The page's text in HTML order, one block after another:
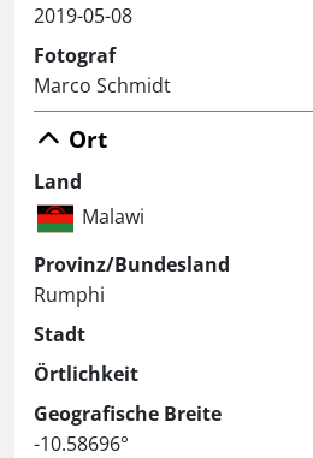
2019-05-08
Fotograf
Marco Schmidt
Ort
Land
Malawi
Provinz/Bundesland
Rumphi
Stadt
Örtlichkeit
Geografische Breite
-10.58696°